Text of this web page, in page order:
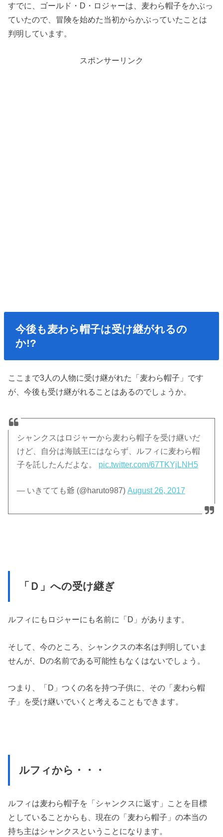
すでに、ゴールド・D・ロジャーは、麦わら帽子をかぶっ
ていたので、冒険を始めた当初からかぶっていたことは
判明しています。
スポンサーリンク
今後も麦わら帽子は受け継がれるの
か!?
ここまで3人の人物に受け継がれた「麦わら帽子」です
が、今後も受け継がれることはあるのでしょうか。
シャンクスはロジャーから麦わら帽子を受け継いだ
けど、自分は海賊王にはならず、ルフィに麦わら帽
子を託したんだよな。 pic.twitter.com/67TKYjLNH5
— いきてても爺 (@haruto987)August 26, 2017
「Ｄ」への受け継ぎ
ルフィにもロジャーにも名前に「D」があります。
そして、今のところ、シャンクスの本名は判明していま
せんが、Dの名前である可能性もなくはないでしょう。
つまり、「D」つくの名を持つ子供に、その「麦わら帽
子」を受け継いでいくと考えることもできます。
ルフィから・・・
ルフィは麦わら帽子を「シャンクスに返す」ことを目標
としていることからも、現在の「麦わら帽子」の本当の
持ち主はシャンクスということになります。